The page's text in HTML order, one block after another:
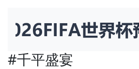
#千平盛宴